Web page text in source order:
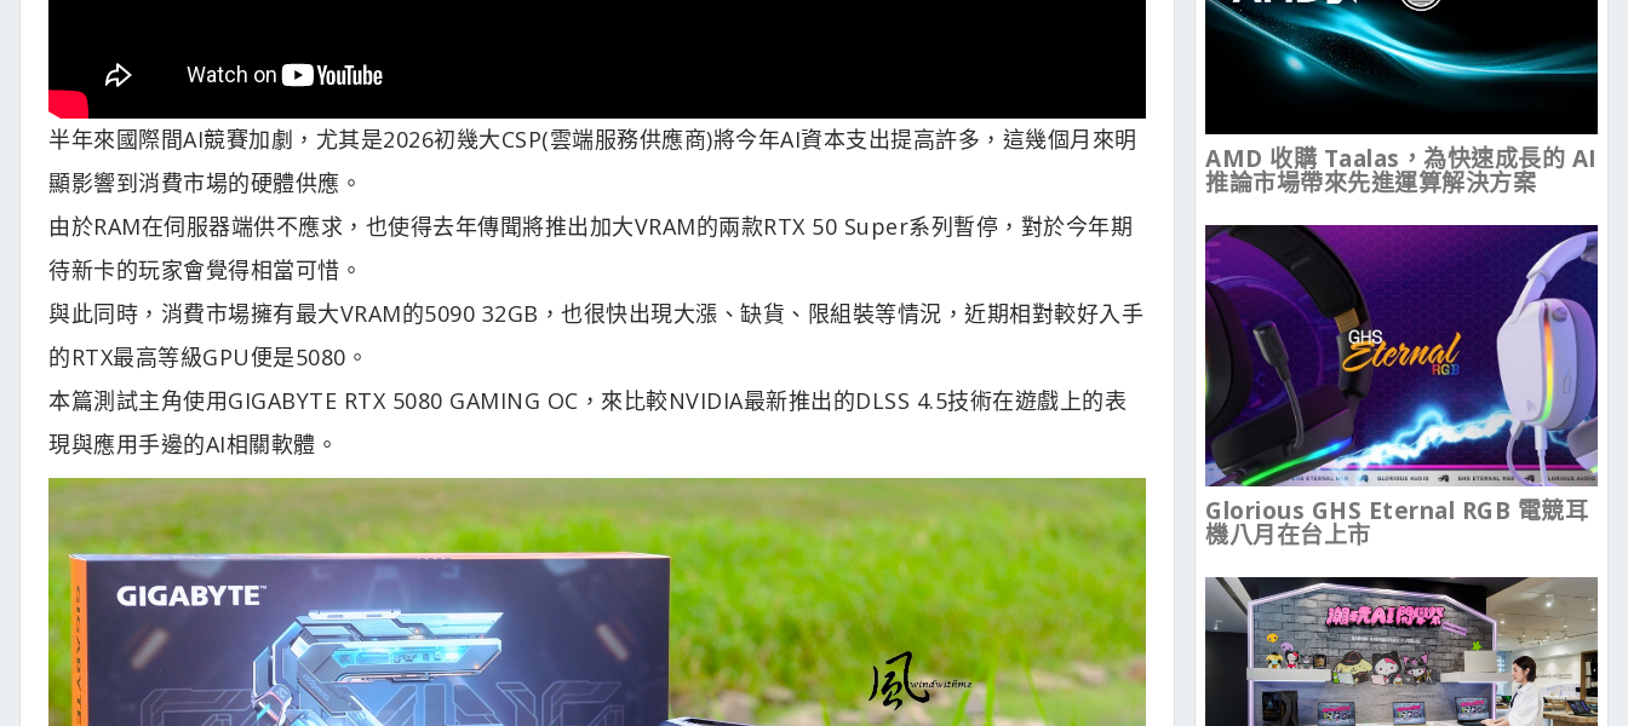
半年來國際間AI競賽加劇，尤其是2026初幾大CSP(雲端服務供應商)將今年AI資本支出提高許多，這幾個月來明
顯影響到消費市場的硬體供應。
由於RAM在伺服器端供不應求，也使得去年傳聞將推出加大VRAM的兩款RTX 50 Super系列暫停，對於今年期
待新卡的玩家會覺得相當可惜。
與此同時，消費市場擁有最大VRAM的5090 32GB，也很快出現大漲、缺貨、限組裝等情況，近期相對較好入手
的RTX最高等級GPU便是5080。
本篇測試主角使用GIGABYTE RTX 5080 GAMING OC，來比較NVIDIA最新推出的DLSS 4.5技術在遊戲上的表
現與應用手邊的AI相關軟體。
AMD 收購 Taalas，為快速成長的 AI
推論市場帶來先進運算解決方案
Glorious GHS Eternal RGB 電競耳
機八月在台上市